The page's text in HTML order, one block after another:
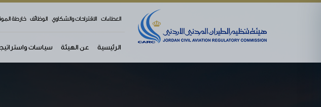
العطاءات الاقتراحات والشكاوي الوظائف خارطة
الرئيسية عن الهيئة سياسات